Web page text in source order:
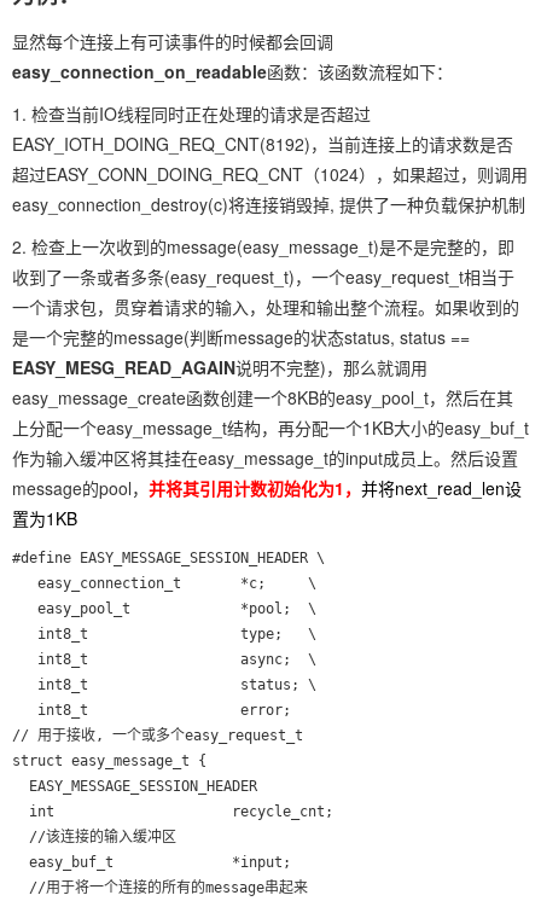
显然每个连接上有可读事件的时候都会回调
easy_connection_on_readable函数：该函数流程如下：
1. 检查当前IO线程同时正在处理的请求是否超过
EASY_IOTH_DOING_REQ_CNT(8192)，当前连接上的请求数是否
超过EASY_CONN_DOING_REQ_CNT（1024），如果超过，则调用
easy_connection_destroy(c)将连接销毁掉, 提供了一种负载保护机制
2. 检查上一次收到的message(easy_message_t)是不是完整的，即
收到了一条或者多条(easy_request_t)，一个easy_request_t相当于
一个请求包，贯穿着请求的输入，处理和输出整个流程。如果收到的
是一个完整的message(判断message的状态status, status ==
EASY_MESG_READ_AGAIN说明不完整)，那么就调用
easy_message_create函数创建一个8KB的easy_pool_t，然后在其
上分配一个easy_message_t结构，再分配一个1KB大小的easy_buf_t
作为输入缓冲区将其挂在easy_message_t的input成员上。然后设置
message的pool， 并将其引用计数初始化为1， 并将next_read_len设
置为1KB
#define EASY_MESSAGE_SESSION_HEADER \
   easy_connection_t       *c;     \
   easy_pool_t             *pool;  \
   int8_t                  type;   \
   int8_t                  async;  \
   int8_t                  status; \
   int8_t                  error;
// 用于接收, 一个或多个easy_request_t
struct easy_message_t {
  EASY_MESSAGE_SESSION_HEADER
  int                     recycle_cnt;
  //该连接的输入缓冲区
  easy_buf_t              *input;
  //用于将一个连接的所有的message串起来